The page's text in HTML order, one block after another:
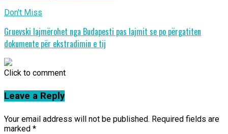
Don't Miss
Gruevski lajmërohet nga Budapesti pas lajmit se po përgatiten
dokumente për ekstradimin e tij
Click to comment
Leave a Reply
Your email address will not be published. Required fields are
marked *